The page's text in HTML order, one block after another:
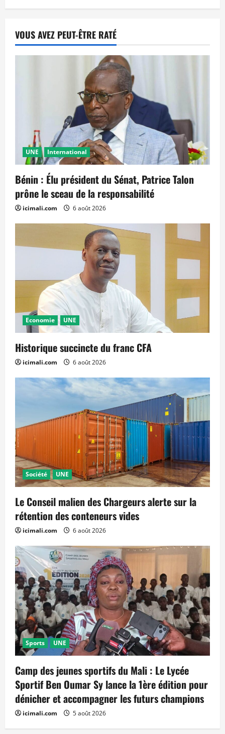
VOUS AVEZ PEUT-ÊTRE RATÉ
UNE International
Bénin : Élu président du Sénat, Patrice Talon
prône le sceau de la responsabilité
icimali.com 6 août 2026
Economie UNE
Historique succincte du franc CFA
icimali.com 6 août 2026
Société UNE
Le Conseil malien des Chargeurs alerte sur la
rétention des conteneurs vides
icimali.com 6 août 2026
Sports UNE
Camp des jeunes sportifs du Mali : Le Lycée
Sportif Ben Oumar Sy lance la 1ère édition pour
dénicher et accompagner les futurs champions
icimali.com 5 août 2026